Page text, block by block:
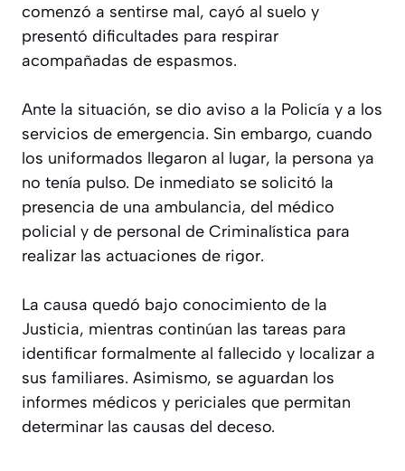
comenzó a sentirse mal, cayó al suelo y
presentó dificultades para respirar
acompañadas de espasmos.
Ante la situación, se dio aviso a la Policía y a los
servicios de emergencia. Sin embargo, cuando
los uniformados llegaron al lugar, la persona ya
no tenía pulso. De inmediato se solicitó la
presencia de una ambulancia, del médico
policial y de personal de Criminalística para
realizar las actuaciones de rigor.
La causa quedó bajo conocimiento de la
Justicia, mientras continúan las tareas para
identificar formalmente al fallecido y localizar a
sus familiares. Asimismo, se aguardan los
informes médicos y periciales que permitan
determinar las causas del deceso.